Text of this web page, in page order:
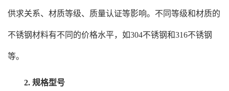
供求关系、材质等级、质量认证等影响。不同等级和材质的
不锈钢材料有不同的价格水平，如304不锈钢和316不锈钢
等。
2. 规格型号